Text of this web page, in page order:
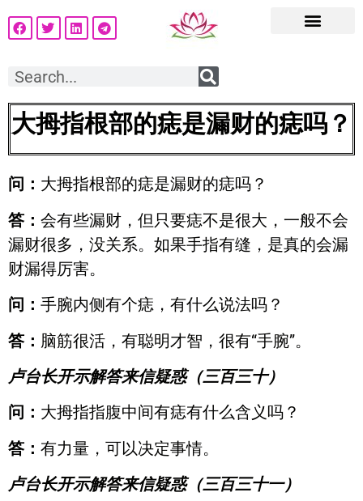
大拇指根部的痣是漏财的痣吗？
问： 大拇指根部的痣是漏财的痣吗？
答： 会有些漏财，但只要痣不是很大，一般不会
漏财很多，没关系。如果手指有缝，是真的会漏
财漏得厉害。
问： 手腕内侧有个痣，有什么说法吗？
答： 脑筋很活，有聪明才智，很有“手腕”。
卢台长开示解答来信疑惑（三百三十）
问： 大拇指指腹中间有痣有什么含义吗？
答： 有力量，可以决定事情。
卢台长开示解答来信疑惑（三百三十一）